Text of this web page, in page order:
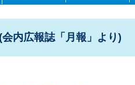
内広報誌「月報」より)